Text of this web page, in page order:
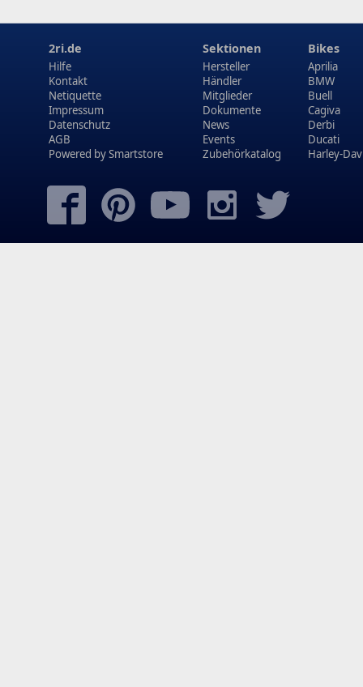
2ri.de
Hilfe
Kontakt
Netiquette
Impressum
Datenschutz
AGB
Powered bySmartstore
Sektionen
Hersteller
Händler
Mitglieder
Dokumente
News
Events
Zubehörkatalog
Bikes
Aprilia
BMW
Buell
Cagiva
Derbi
Ducati
Harley-